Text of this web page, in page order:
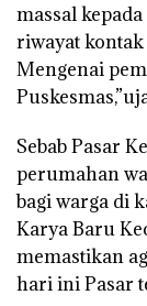
massal
riwayat kontak
Mengenai
Sebab Pasar
perumahan
bagi warga di
Karya Baru
memastikan
hari ini Pasar